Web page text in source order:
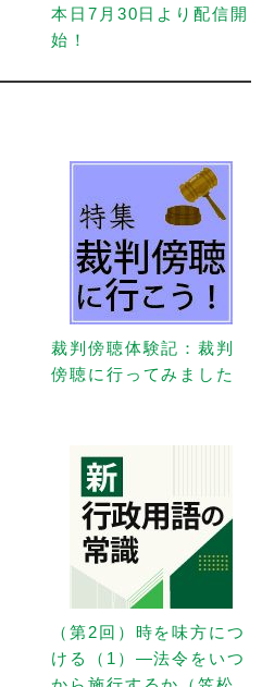
本日7月30日より配信開
始！
裁判傍聴体験記：裁判
傍聴に行ってみました
（第2回）時を味方につ
ける（1）—法令をいつ